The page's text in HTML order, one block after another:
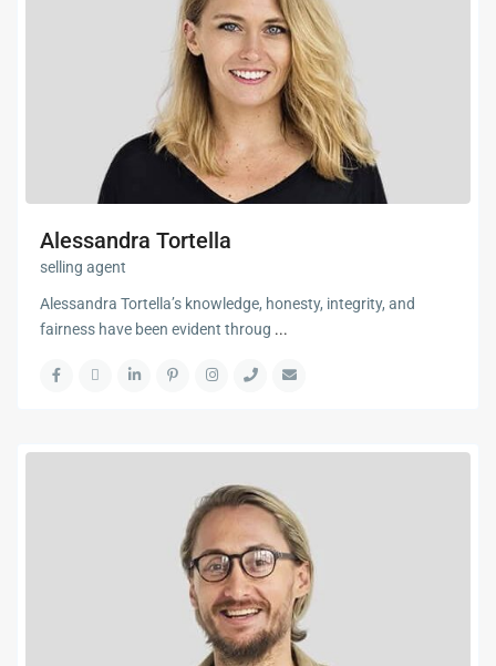
Alessandra Tortella
selling agent
Alessandra Tortella’s knowledge, honesty, integrity, and
fairness have been evident throug ...